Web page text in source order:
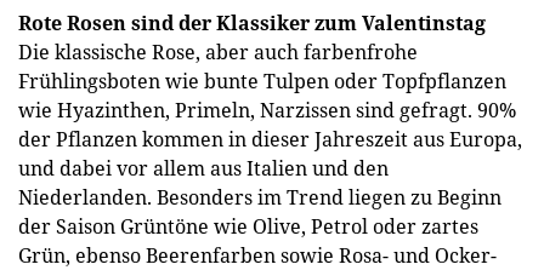
Rote Rosen sind der Klassiker zum Valentinstag
Die klassische Rose, aber auch farbenfrohe
Frühlingsboten wie bunte Tulpen oder Topfpflanzen
wie Hyazinthen, Primeln, Narzissen sind gefragt. 90%
der Pflanzen kommen in dieser Jahreszeit aus Europa,
und dabei vor allem aus Italien und den
Niederlanden. Besonders im Trend liegen zu Beginn
der Saison Grüntöne wie Olive, Petrol oder zartes
Grün, ebenso Beerenfarben sowie Rosa- und Ocker-